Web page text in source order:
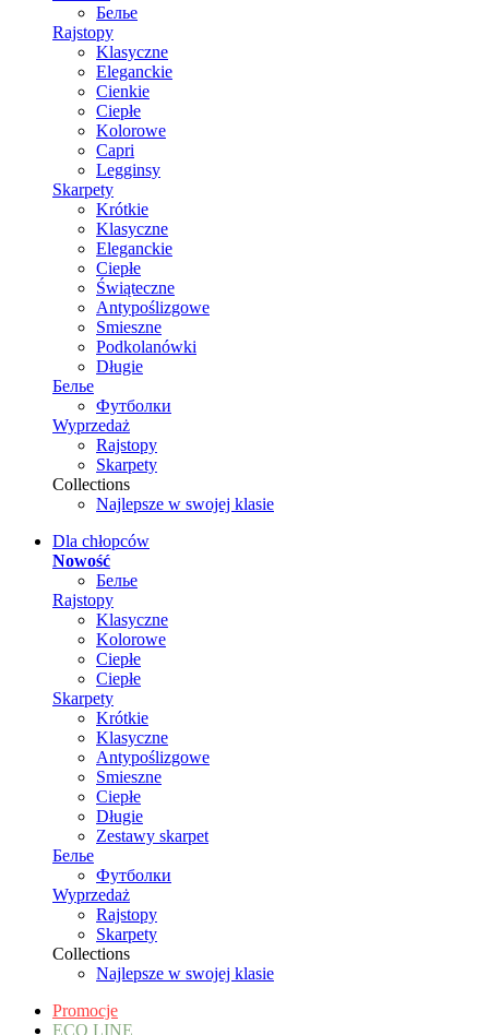
Белье
Rajstopy
Klasyczne
Eleganckie
Cienkie
Ciepłe
Kolorowe
Capri
Legginsy
Skarpety
Krótkie
Klasyczne
Eleganckie
Ciepłe
Świąteczne
Antypoślizgowe
Smieszne
Podkolanówki
Długie
Белье
Футболки
Wyprzedaż
Rajstopy
Skarpety
Collections
Najlepsze w swojej klasie
Dla chłopców
Nowość
Белье
Rajstopy
Klasyczne
Kolorowe
Ciepłe
Ciepłe
Skarpety
Krótkie
Klasyczne
Antypoślizgowe
Smieszne
Ciepłe
Długie
Zestawy skarpet
Белье
Футболки
Wyprzedaż
Rajstopy
Skarpety
Collections
Najlepsze w swojej klasie
Promocje
ECO LINE